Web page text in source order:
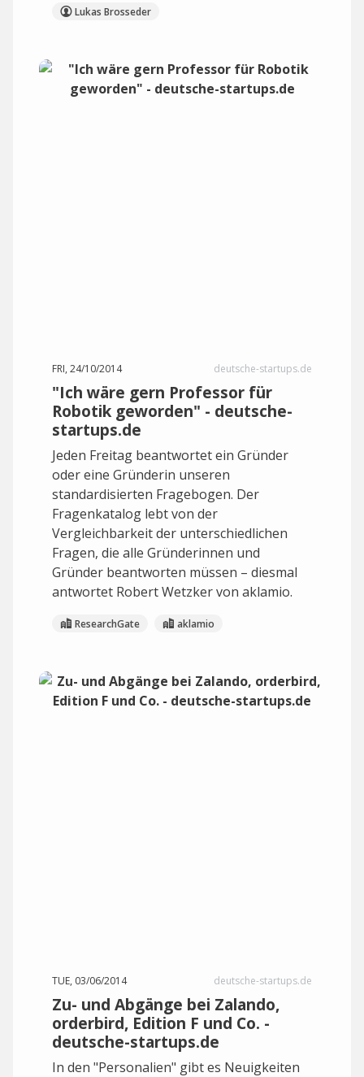
Lukas Brosseder
FRI, 24/10/2014 deutsche-startups.de
"Ich wäre gern Professor für
Robotik geworden" - deutsche-
startups.de
Jeden Freitag beantwortet ein Gründer
oder eine Gründerin unseren
standardisierten Fragebogen. Der
Fragenkatalog lebt von der
Vergleichbarkeit der unterschiedlichen
Fragen, die alle Gründerinnen und
Gründer beantworten müssen – diesmal
antwortet Robert Wetzker von aklamio.
ResearchGate aklamio
TUE, 03/06/2014 deutsche-startups.de
Zu- und Abgänge bei Zalando,
orderbird, Edition F und Co. -
deutsche-startups.de
In den "Personalien" gibt es Neuigkeiten